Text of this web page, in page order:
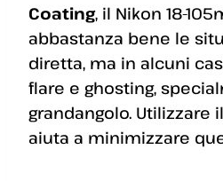
Coating, il Nikon 18-
abbastanza bene le
diretta, ma in alcuni
flare e ghosting,
grandangolo. Utilizzare il
aiuta a minimizzare